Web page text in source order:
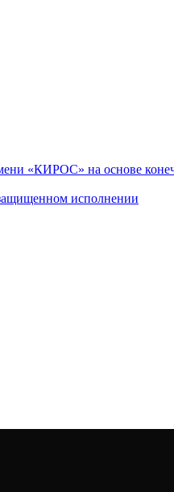
«КИРОС» на основе
исполнении